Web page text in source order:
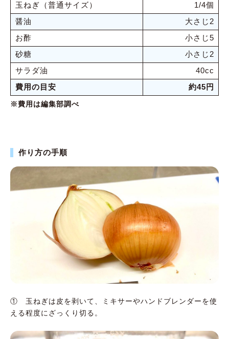
玉ねぎ（普通サイズ）
1/4個
醤油
大さじ2
お酢
小さじ5
砂糖
小さじ2
サラダ油
40cc
費用の目安
約45円
※費用は編集部調べ
作り方の手順
① 玉ねぎは皮を剥いて、ミキサーやハンドブレンダーを使
える程度にざっくり切る。